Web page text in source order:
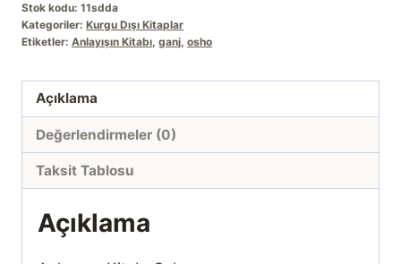
adet
Stok kodu: 11sdda
Kategoriler: Kurgu Dışı Kitaplar
Etiketler: Anlayışın Kitabı, ganj, osho
Açıklama
Değerlendirmeler (0)
Taksit Tablosu
Açıklama